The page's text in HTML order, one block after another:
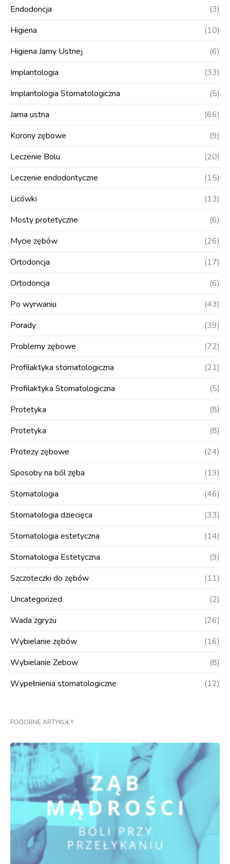
Endodoncja
(3)
Higiena
(10)
Higiena Jamy Ustnej
(6)
Implantologia
(33)
Implantologia Stomatologiczna
(5)
Jama ustna
(66)
Korony zębowe
(9)
Leczenie Bolu
(20)
Leczenie endodontyczne
(15)
Licówki
(13)
Mosty protetyczne
(6)
Mycie zębów
(26)
Ortodoncja
(17)
Ortodoncja
(6)
Po wyrwaniu
(43)
Porady
(39)
Problemy zębowe
(72)
Profilaktyka stomatologiczna
(21)
Profilaktyka Stomatologiczna
(5)
Protetyka
(8)
Protetyka
(8)
Protezy zębowe
(24)
Sposoby na ból zęba
(13)
Stomatologia
(46)
Stomatologia dziecięca
(33)
Stomatologia estetyczna
(14)
Stomatologia Estetyczna
(9)
Szczoteczki do zębów
(11)
Uncategorized
(2)
Wada zgryzu
(26)
Wybielanie zębów
(16)
Wybielanie Zebow
(8)
Wypełnienia stomatologiczne
(12)
PODOBNE ARTYKUŁY